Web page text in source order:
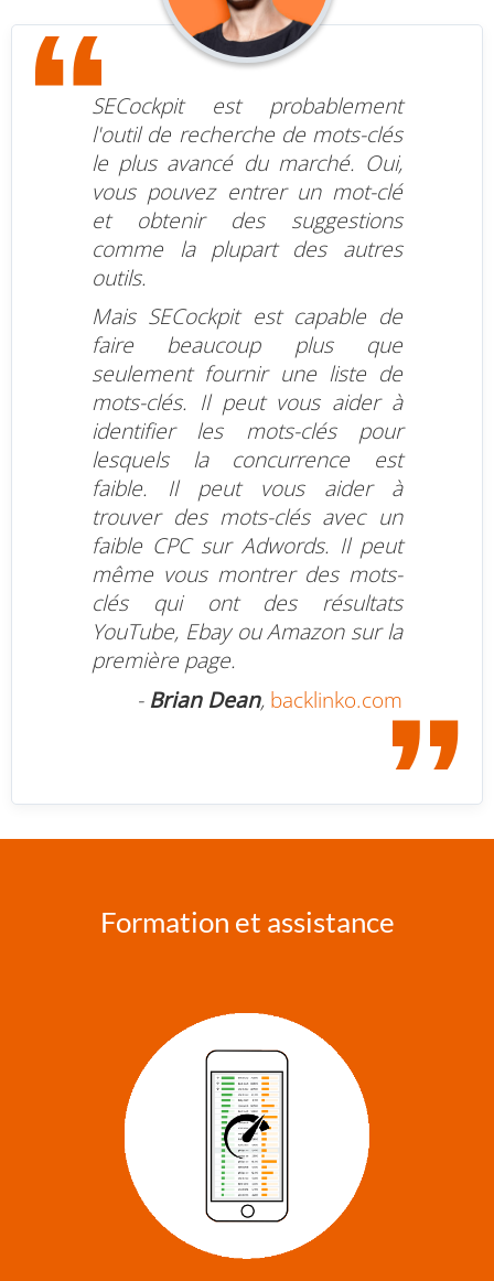
SECockpit est probablement
l'outil de recherche de mots-clés
le plus avancé du marché. Oui,
vous pouvez entrer un mot-clé
et obtenir des suggestions
comme la plupart des autres
outils.
Mais SECockpit est capable de
faire beaucoup plus que
seulement fournir une liste de
mots-clés. Il peut vous aider à
identifier les mots-clés pour
lesquels la concurrence est
faible. Il peut vous aider à
trouver des mots-clés avec un
faible CPC sur Adwords. Il peut
même vous montrer des mots-
clés qui ont des résultats
YouTube, Ebay ou Amazon sur la
première page.
- Brian Dean, backlinko.com
Formation et assistance